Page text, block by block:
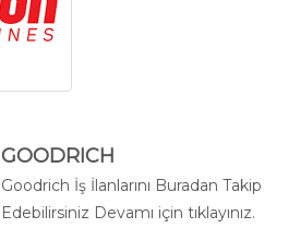
GOODRICH
Goodrich İş İlanlarını Buradan Takip
Edebilirsiniz Devamı için tıklayınız.